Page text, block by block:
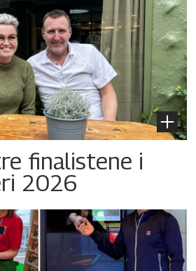
finalistene i
2026